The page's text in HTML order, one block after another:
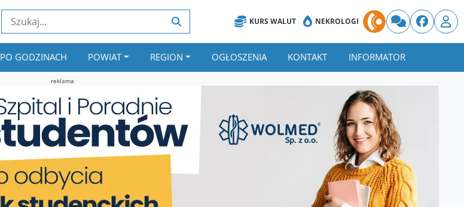
KURS WALUT NEKROLOGI
PO GODZINACH POWIAT REGION OGŁOSZENIA KONTAKT INFORMATOR
reklama